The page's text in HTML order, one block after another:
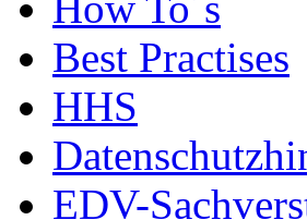
Best Practises
HHS
EDV-